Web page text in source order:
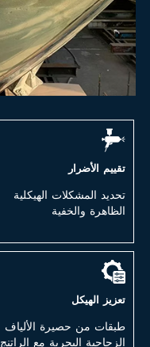
تقييم الأضرار
تحديد المشكلات الهيكلية
الظاهرة والخفية
تعزيز الهيكل
طبقات من حصيرة الألياف
الزجاجية البحرية مع الراتنج